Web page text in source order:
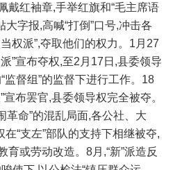
戴红袖章,手举红旗和“毛主席语
字报,高喊“打倒”口号,冲击各
权派”,夺取他们的权力。1月27
”宣布夺权,至2月17日,县委领导
监督组”的监督下进行工作。18
宣布罢官,县委领导权完全被夺。
革命”的混乱局面,各公社、大
“支左”部队的支持下相继被夺,
育或劳动改造。8月,“新”派造反